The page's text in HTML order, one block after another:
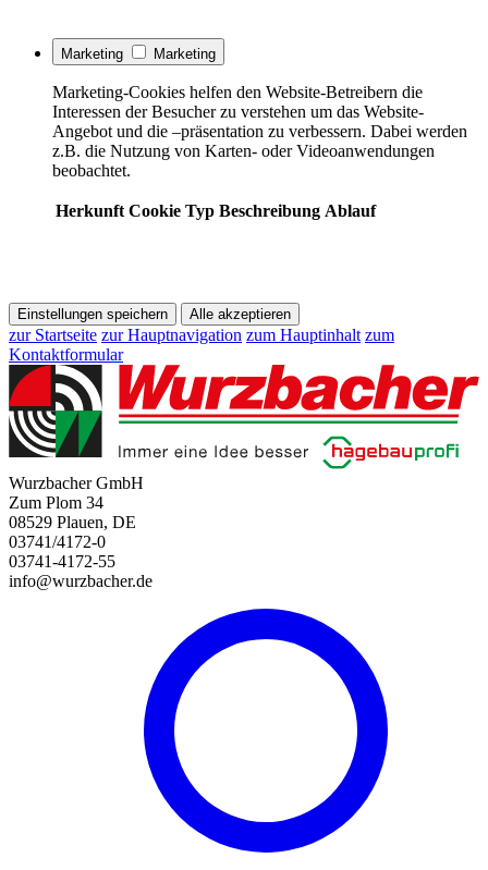
Marketing Marketing
Marketing-Cookies helfen den Website-Betreibern die
Interessen der Besucher zu verstehen um das Website-
Angebot und die –präsentation zu verbessern. Dabei werden
z.B. die Nutzung von Karten- oder Videoanwendungen
beobachtet.
Herkunft Cookie Typ Beschreibung Ablauf
Einstellungen speichern Alle akzeptieren
zur Startseite zur Hauptnavigation zum Hauptinhalt zum
Kontaktformular
Wurzbacher GmbH
Zum Plom 34
08529 Plauen, DE
03741/4172-0
03741-4172-55
info@wurzbacher.de